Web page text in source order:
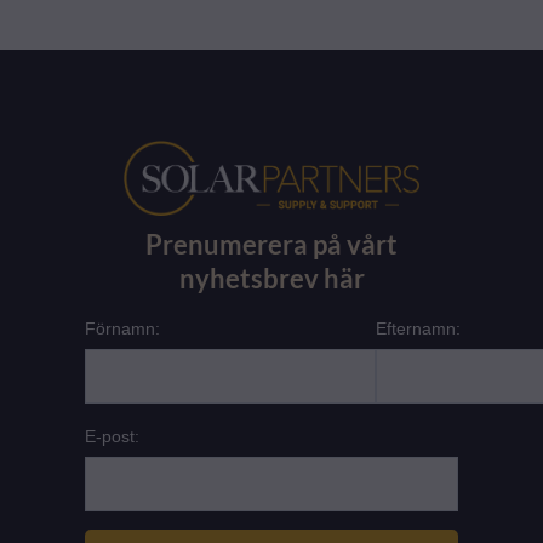
Prenumerera på vårt
nyhetsbrev här
Förnamn: Efternamn:
E-post: